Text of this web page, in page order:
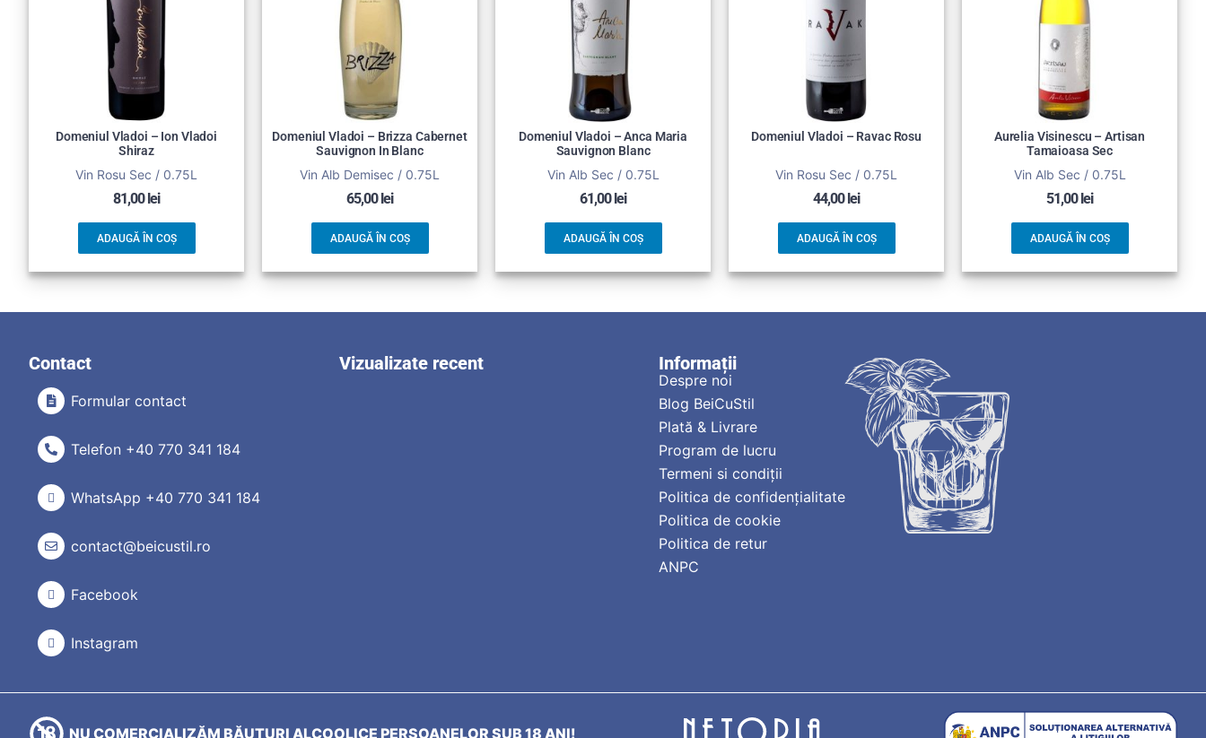
Domeniul Vladoi – Ion Vladoi
Shiraz
Vin Rosu Sec / 0.75L
81,00lei
ADAUGĂ ÎN COȘ
Domeniul Vladoi – Brizza Cabernet
Sauvignon In Blanc
Vin Alb Demisec / 0.75L
65,00lei
ADAUGĂ ÎN COȘ
Domeniul Vladoi – Anca Maria
Sauvignon Blanc
Vin Alb Sec / 0.75L
61,00lei
ADAUGĂ ÎN COȘ
Domeniul Vladoi – Ravac Rosu
Vin Rosu Sec / 0.75L
44,00lei
ADAUGĂ ÎN COȘ
Aurelia Visinescu – Artisan
Tamaioasa Sec
Vin Alb Sec / 0.75L
51,00lei
ADAUGĂ ÎN COȘ
Contact
Formular contact
Telefon +40 770 341 184
WhatsApp +40 770 341 184
contact@beicustil.ro
Facebook
Instagram
Vizualizate recent Informații
Despre noi
Blog BeiCuStil
Plată & Livrare
Program de lucru
Termeni si condiții
Politica de confidențialitate
Politica de cookie
Politica de retur
ANPC
NU COMERCIALIZĂM BĂUTURI ALCOOLICE PERSOANELOR SUB 18 ANI!